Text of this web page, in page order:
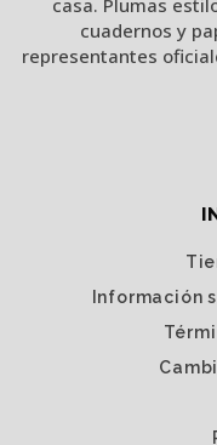
casa. Plumas
cuadernos y
representantes
Información